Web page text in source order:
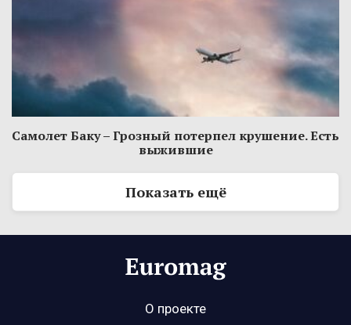
Самолет Баку – Грозный потерпел крушение. Есть
выжившие
Показать ещё
О проекте